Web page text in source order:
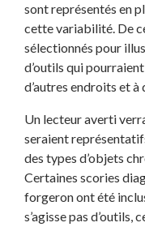
sont représentés en
cette variabilité. De
sélectionnés pour
d’outils qui
d’autres endroits et à
Un lecteur averti
seraient
des types d’objets
Certaines scories
forgeron ont été
s’agisse pas d’outils,